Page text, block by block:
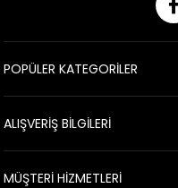
POPÜLER KATEGORİLER
ALIŞVERİŞ BİLGİLERİ
MÜŞTERİ HİZMETLERİ